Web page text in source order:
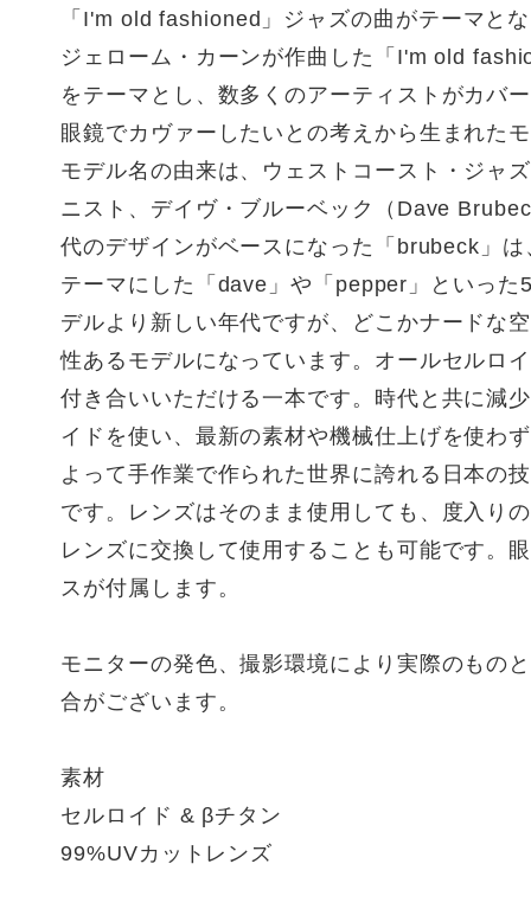
「I'm old fashioned」ジャズの曲がテーマと
ジェローム・カーンが作曲した「I'm old
をテーマとし、数多くのアーティストがカバ
眼鏡でカヴァーしたいとの考えから生まれた
モデル名の由来は、ウェストコースト・ジャ
ニスト、デイヴ・ブルーベック（Dave
代のデザインがベースになった「brubeck」
テーマにした「dave」や「pepper」といった
デルより新しい年代ですが、どこかナードな
性あるモデルになっています。オールセルロ
付き合いいただける一本です。時代と共に減
イドを使い、最新の素材や機械仕上げを使わ
よって手作業で作られた世界に誇れる日本の
です。レンズはそのまま使用しても、度入り
レンズに交換して使用することも可能です。
スが付属します。
モニターの発色、撮影環境により実際のもの
合がございます。
素材
セルロイド & βチタン
99%UVカットレンズ